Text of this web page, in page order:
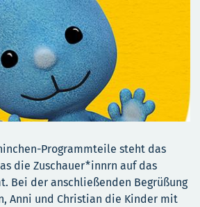
Programmteile steht das
die Zuschauer*innrn auf das
Bei der anschließenden Begrüßung
Anni und Christian die Kinder mit